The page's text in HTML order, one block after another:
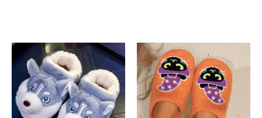
Le
prix
initial
était :
47.99€.
Le
prix
actuel
est :
37.99€.